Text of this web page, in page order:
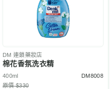
DM 連鎖藥妝店
棉花香氛洗衣精
400ml
DM8008
原價 $330